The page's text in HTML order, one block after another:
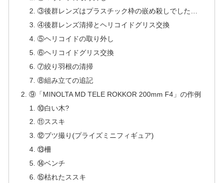
③後群レンズはプラスチック枠の嵌め殺しでした…
④後群レンズ清掃とヘリコイドグリス交換
⑤ヘリコイドの取り外し
⑥ヘリコイドグリス交換
⑦絞り羽根の清掃
⑧組み立ての追記
⑨「MINOLTA MD TELE ROKKOR 200mm F4」の作例
⑩白い木?
⑪ススキ
⑫ブツ撮り(プライズミニフィギュア)
⑬柵
⑭ベンチ
⑮枯れたススキ